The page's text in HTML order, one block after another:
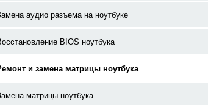
аудио разъема на ноутбуке
BIOS ноутбука
и замена матрицы ноутбука
матрицы ноутбука